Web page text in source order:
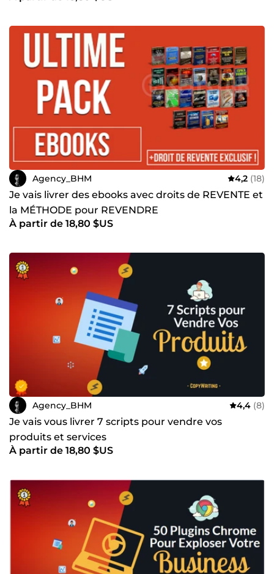
Agency_BHM 4,2 (18)
Je vais livrer des ebooks avec droits de REVENTE et
la MÉTHODE pour REVENDRE
À partir de 18,80 $US
Agency_BHM 4,4 (8)
Je vais vous livrer 7 scripts pour vendre vos
produits et services
À partir de 18,80 $US